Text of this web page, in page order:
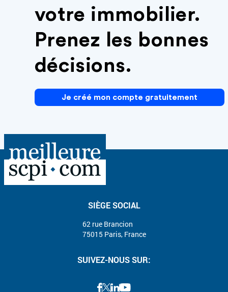
votre immobilier.
Prenez les bonnes
décisions.
Je créé mon compte gratuitement
SIÈGE SOCIAL
62 rue Brancion
75015 Paris, France
SUIVEZ-NOUS SUR: